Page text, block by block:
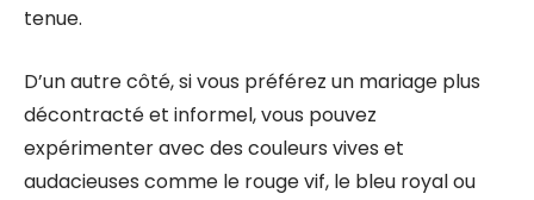
tenue.
D’un autre côté, si vous préférez un mariage plus
décontracté et informel, vous pouvez
expérimenter avec des couleurs vives et
audacieuses comme le rouge vif, le bleu royal ou